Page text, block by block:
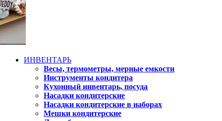
ИНВЕНТАРЬ
Весы, термометры, мерные емкости
Инструменты кондитера
Кухонный инвентарь, посуда
Насадки кондитерские
Насадки кондитерские в наборах
Мешки кондитерские